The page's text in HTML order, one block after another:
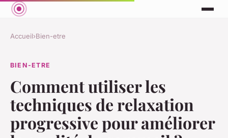
Accueil›Bien-etre
BIEN-ETRE
Comment utiliser les
techniques de relaxation
progressive pour améliorer